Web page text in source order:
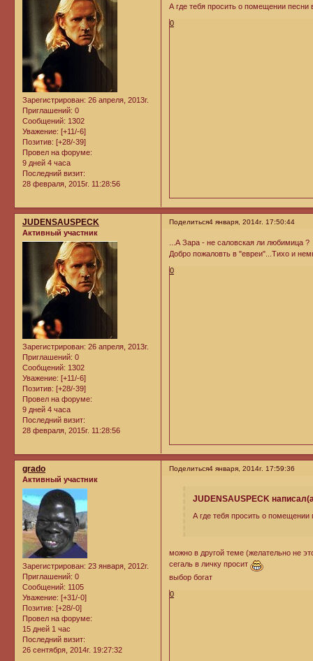
Зарегистрирован: 26 апреля, 2013г.
Приглашений: 0
Сообщений: 1302
Уважение: [+11/-6]
Позитив: [+28/-39]
Провел на форуме:
9 дней 4 часа
Последний визит:
28 февраля, 2015г. 11:28:56
А где тебя просить о помещении песни
0
Поделиться4 января, 2014г. 17:50:44
JUDENSAUSPECK
Активный участник
Зарегистрирован: 26 апреля, 2013г.
Приглашений: 0
Сообщений: 1302
Уважение: [+11/-6]
Позитив: [+28/-39]
Провел на форуме:
9 дней 4 часа
Последний визит:
28 февраля, 2015г. 11:28:56
...А Зара - не саловская ли любимица ?
Добро пожаловть в "евреи"...Тихо и
0
Поделиться4 января, 2014г. 17:59:36
grado
Активный участник
Зарегистрирован: 23 января, 2012г.
Приглашений: 0
Сообщений: 1105
Уважение: [+31/-0]
Позитив: [+28/-0]
Провел на форуме:
15 дней 1 час
Последний визит:
26 сентября, 2014г. 19:27:32
JUDENSAUSPECK
А где тебя просить о помещении
можно в другой теме (желательно не
сегаль в личку просит
выбор богат
0